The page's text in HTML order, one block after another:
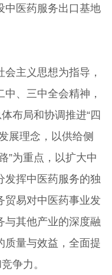
中医药服务出口基地
主义思想为指导，
、三中全会精神，
布局和协调推进“四
展理念，以供给侧
”为重点，以扩大中
发挥中医药服务的独
贸易对中医药事业发
与其他产业的深度融
质量与效益，全面提
争力。